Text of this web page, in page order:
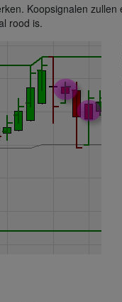
Koopsignalen zullen
rood is.